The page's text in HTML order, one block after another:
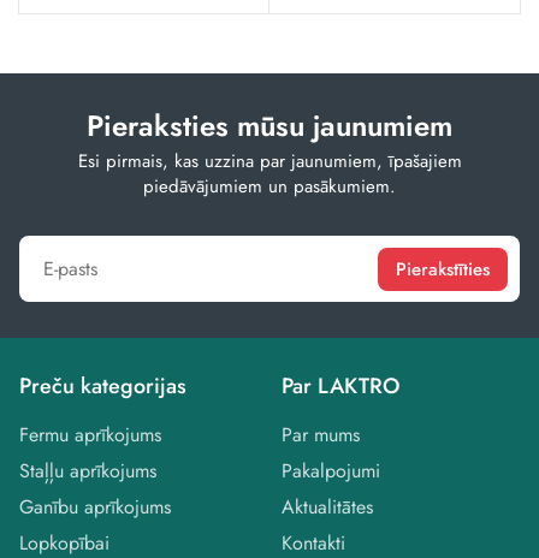
Pieraksties mūsu jaunumiem
Esi pirmais, kas uzzina par jaunumiem, īpašajiem
piedāvājumiem un pasākumiem.
Pierakstīties
Preču kategorijas
Fermu aprīkojums
Staļļu aprīkojums
Ganību aprīkojums
Lopkopībai
Par LAKTRO
Par mums
Pakalpojumi
Aktualitātes
Kontakti